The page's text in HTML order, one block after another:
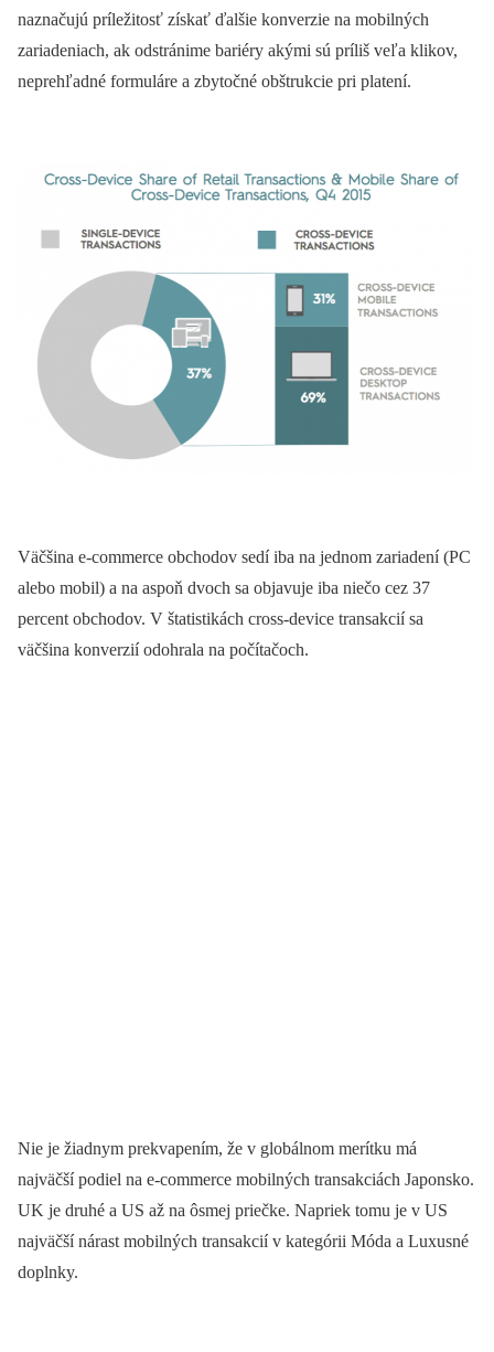
naznačujú príležitosť získať ďalšie konverzie na mobilných
zariadeniach, ak odstránime bariéry akými sú príliš veľa klikov,
neprehľadné formuláre a zbytočné obštrukcie pri platení.
Väčšina e-commerce obchodov sedí iba na jednom zariadení (PC
alebo mobil) a na aspoň dvoch sa objavuje iba niečo cez 37
percent obchodov. V štatistikách cross-device transakcií sa
väčšina konverzií odohrala na počítačoch.
Nie je žiadnym prekvapením, že v globálnom merítku má
najväčší podiel na e-commerce mobilných transakciách Japonsko.
UK je druhé a US až na ôsmej priečke. Napriek tomu je v US
najväčší nárast mobilných transakcií v kategórii Móda a Luxusné
doplnky.